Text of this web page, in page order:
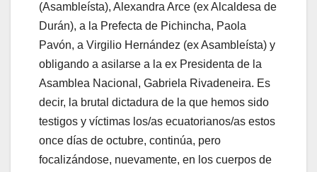
(Asambleísta), Alexandra Arce (ex Alcaldesa de
Durán), a la Prefecta de Pichincha, Paola
Pavón, a Virgilio Hernández (ex Asambleísta) y
obligando a asilarse a la ex Presidenta de la
Asamblea Nacional, Gabriela Rivadeneira. Es
decir, la brutal dictadura de la que hemos sido
testigos y víctimas los/as ecuatorianos/as estos
once días de octubre, continúa, pero
focalizándose, nuevamente, en los cuerpos de